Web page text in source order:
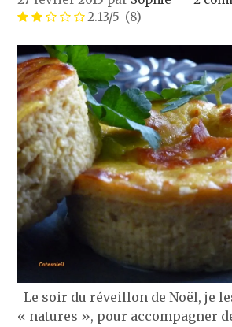
2.13/5 (8)
Le soir du réveillon de Noël, je
« natures », pour accompagner